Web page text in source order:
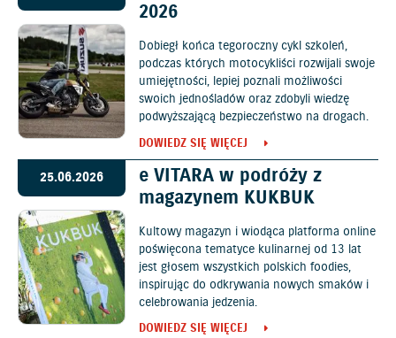
2026
Dobiegł końca tegoroczny cykl szkoleń,
podczas których motocykliści rozwijali swoje
umiejętności, lepiej poznali możliwości
swoich jednośladów oraz zdobyli wiedzę
podwyższającą bezpieczeństwo na drogach.
DOWIEDZ SIĘ WIĘCEJ
25.06.2026
e VITARA w podróży z
magazynem KUKBUK
Kultowy magazyn i wiodąca platforma online
poświęcona tematyce kulinarnej od 13 lat
jest głosem wszystkich polskich foodies,
inspirując do odkrywania nowych smaków i
celebrowania jedzenia.
DOWIEDZ SIĘ WIĘCEJ